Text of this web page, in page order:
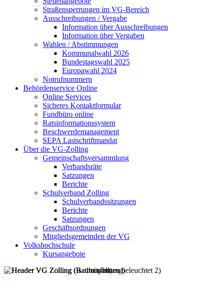
Straßensperrungen im VG-Bereich
Ausschreibungen / Vergabe
Information über Ausschreibungen
Information über Vergaben
Wahlen / Abstimmungen
Kommunalwahl 2026
Bundestagswahl 2025
Europawahl 2024
Notrufnummern
Behördenservice Online
Online Services
Sicheres Kontaktformular
Fundbüro online
Ratsinformationssystem
Beschwerdemanagement
SEPA Lastschriftmandat
Über die VG-Zolling
Gemeinschaftsversammlung
Verbandsräte
Satzungen
Berichte
Schulverband Zolling
Schulverbandssitzungen
Berichte
Satzungen
Geschäftsordnungen
Mitgliedsgemeinden der VG
Volkshochschule
Kursangebote